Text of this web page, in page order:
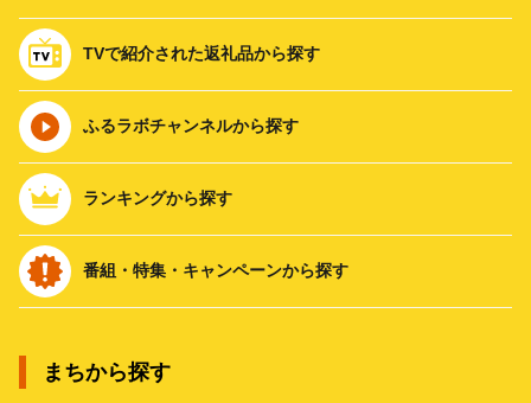
TVで紹介された返礼品から探す
ふるラボチャンネルから探す
ランキングから探す
番組・特集・キャンペーンから探す
まちから探す